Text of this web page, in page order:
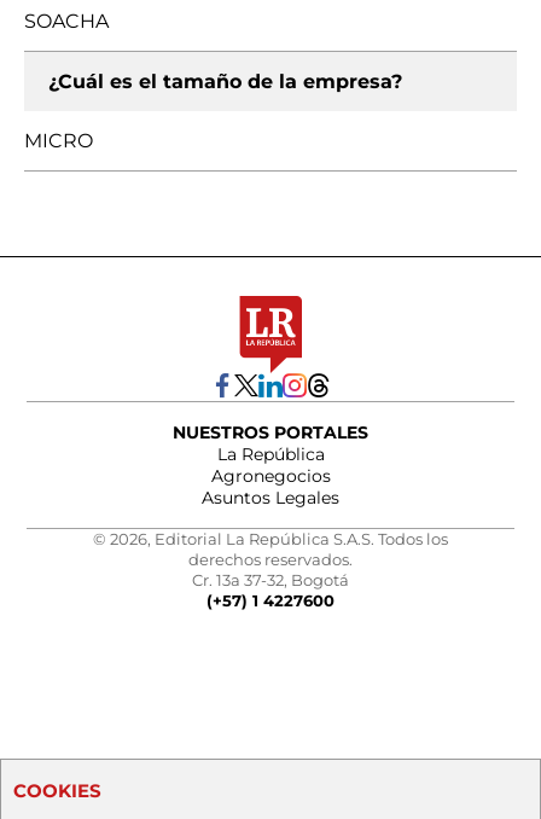
SOACHA
¿Cuál es el tamaño de la empresa?
MICRO
NUESTROS PORTALES
La República
Agronegocios
Asuntos Legales
© 2026, Editorial La República S.A.S. Todos los
derechos reservados.
Cr. 13a 37-32, Bogotá
(+57) 1 4227600
COOKIES